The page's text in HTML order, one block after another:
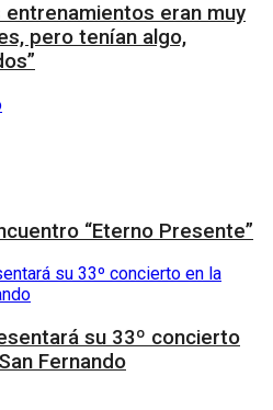
entrenamientos eran muy
pero tenían algo,
“Eterno Presente”
su 33º concierto
Fernando